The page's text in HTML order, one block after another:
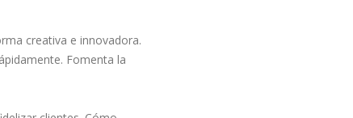
creativa e innovadora.
Fomenta la